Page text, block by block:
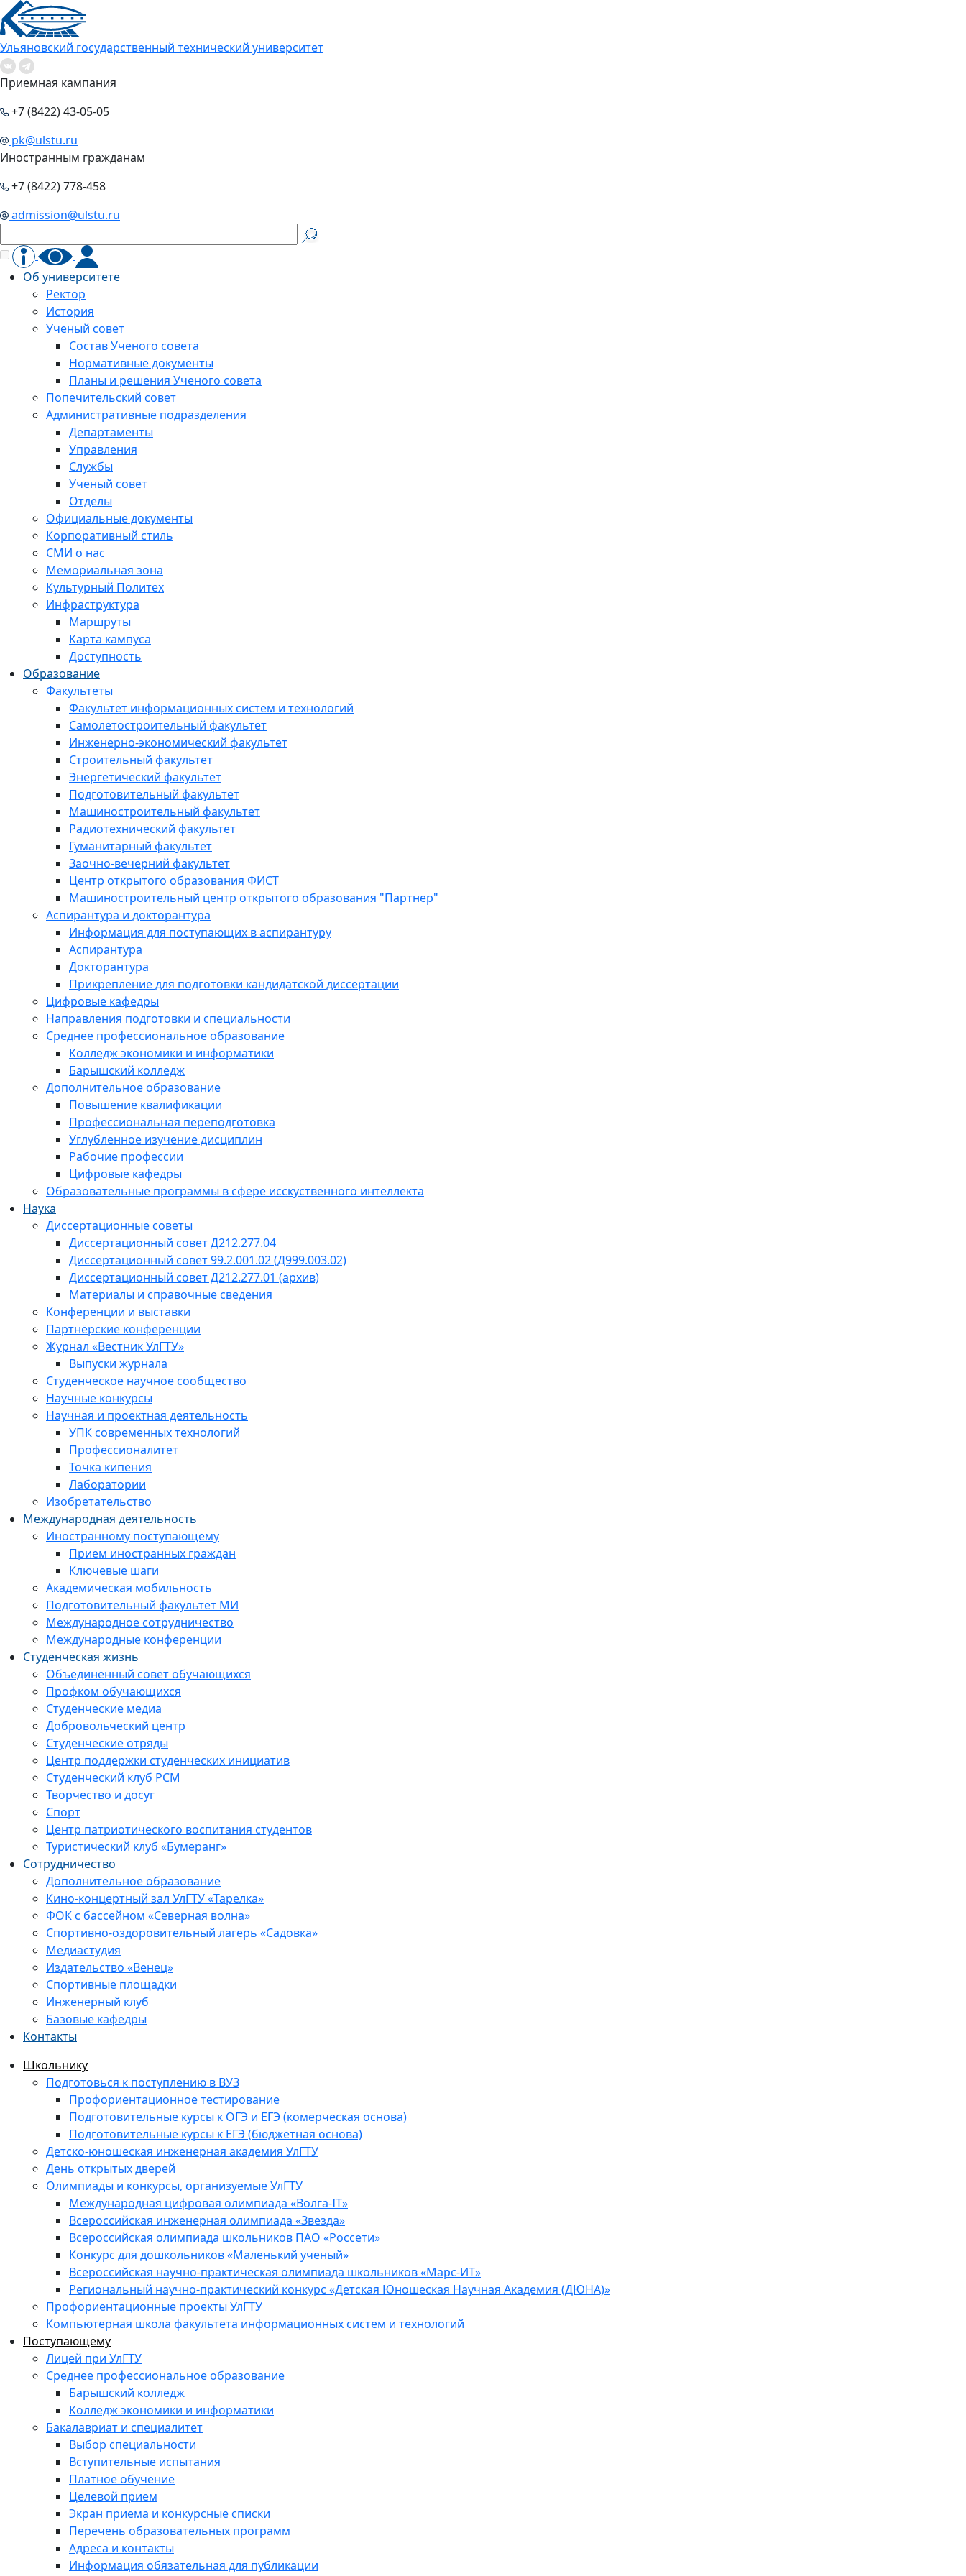
Ульяновский государственный технический университет
Приемная кампания
+7 (8422) 43-05-05
pk@ulstu.ru
Иностранным гражданам
+7 (8422) 778-458
admission@ulstu.ru
Об университете
Ректор
История
Ученый совет
Состав Ученого совета
Нормативные документы
Планы и решения Ученого совета
Попечительский совет
Административные подразделения
Департаменты
Управления
Службы
Ученый совет
Отделы
Официальные документы
Корпоративный стиль
СМИ о нас
Мемориальная зона
Культурный Политех
Инфраструктура
Маршруты
Карта кампуса
Доступность
Образование
Факультеты
Факультет информационных систем и технологий
Самолетостроительный факультет
Инженерно-экономический факультет
Строительный факультет
Энергетический факультет
Подготовительный факультет
Машиностроительный факультет
Радиотехнический факультет
Гуманитарный факультет
Заочно-вечерний факультет
Центр открытого образования ФИСТ
Машиностроительный центр открытого образования "Партнер"
Аспирантура и докторантура
Информация для поступающих в аспирантуру
Аспирантура
Докторантура
Прикрепление для подготовки кандидатской диссертации
Цифровые кафедры
Направления подготовки и специальности
Среднее профессиональное образование
Колледж экономики и информатики
Барышский колледж
Дополнительное образование
Повышение квалификации
Профессиональная переподготовка
Углубленное изучение дисциплин
Рабочие профессии
Цифровые кафедры
Образовательные программы в сфере исскуственного интеллекта
Наука
Диссертационные советы
Диссертационный совет Д212.277.04
Диссертационный совет 99.2.001.02 (Д999.003.02)
Диссертационный совет Д212.277.01 (архив)
Материалы и справочные сведения
Конференции и выставки
Партнёрские конференции
Журнал «Вестник УлГТУ»
Выпуски журнала
Студенческое научное сообщество
Научные конкурсы
Научная и проектная деятельность
УПК современных технологий
Профессионалитет
Точка кипения
Лаборатории
Изобретательство
Международная деятельность
Иностранному поступающему
Прием иностранных граждан
Ключевые шаги
Академическая мобильность
Подготовительный факультет МИ
Международное сотрудничество
Международные конференции
Студенческая жизнь
Объединенный совет обучающихся
Профком обучающихся
Студенческие медиа
Добровольческий центр
Студенческие отряды
Центр поддержки студенческих инициатив
Студенческий клуб РСМ
Творчество и досуг
Спорт
Центр патриотического воспитания студентов
Туристический клуб «Бумеранг»
Сотрудничество
Дополнительное образование
Кино-концертный зал УлГТУ «Тарелка»
ФОК с бассейном «Северная волна»
Спортивно-оздоровительный лагерь «Садовка»
Медиастудия
Издательство «Венец»
Спортивные площадки
Инженерный клуб
Базовые кафедры
Контакты
Школьнику
Подготовься к поступлению в ВУЗ
Профориентационное тестирование
Подготовительные курсы к ОГЭ и ЕГЭ (комерческая основа)
Подготовительные курсы к ЕГЭ (бюджетная основа)
Детско-юношеская инженерная академия УлГТУ
День открытых дверей
Олимпиады и конкурсы, организуемые УлГТУ
Международная цифровая олимпиада «Волга-IT»
Всероссийская инженерная олимпиада «Звезда»
Всероссийская олимпиада школьников ПАО «Россети»
Конкурс для дошкольников «Маленький ученый»
Всероссийская научно-практическая олимпиада школьников «Марс-ИТ»
Региональный научно-практический конкурс «Детская Юношеская Научная Академия (ДЮНА)»
Профориентационные проекты УлГТУ
Компьютерная школа факультета информационных систем и технологий
Поступающему
Лицей при УлГТУ
Среднее профессиональное образование
Барышский колледж
Колледж экономики и информатики
Бакалавриат и специалитет
Выбор специальности
Вступительные испытания
Платное обучение
Целевой прием
Экран приема и конкурсные списки
Перечень образовательных программ
Адреса и контакты
Информация обязательная для публикации